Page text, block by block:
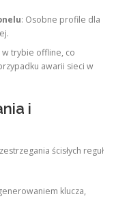
: Osobne profile dla
w trybie offline, co
awarii sieci w
i
ścisłych reguł
klucza,